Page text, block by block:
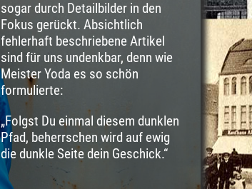
sogar durch Detailbilder in den
Fokus gerückt. Absichtlich
fehlerhaft beschriebene Artikel
sind für uns undenkbar, denn wie
Meister Yoda es so schön
formulierte:
„Folgst Du einmal diesem dunklen
Pfad, beherrschen wird auf ewig
die dunkle Seite dein Geschick.“